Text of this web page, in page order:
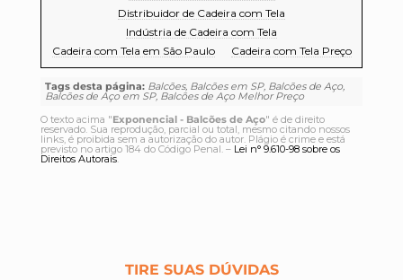
Distribuidor de Cadeira com Tela
Indústria de Cadeira com Tela
Cadeira com Tela em São Paulo
Cadeira com Tela Preço
Tags desta página: Balcões, Balcões em SP, Balcões de Aço,
Balcões de Aço em SP, Balcões de Aço Melhor Preço
O texto acima "Exponencial - Balcões de Aço" é de direito
reservado. Sua reprodução, parcial ou total, mesmo citando nossos
links, é proibida sem a autorização do autor. Plágio é crime e está
previsto no artigo 184 do Código Penal. – Lei n° 9.610-98 sobre os
Direitos Autorais.
TIRE SUAS DÚVIDAS